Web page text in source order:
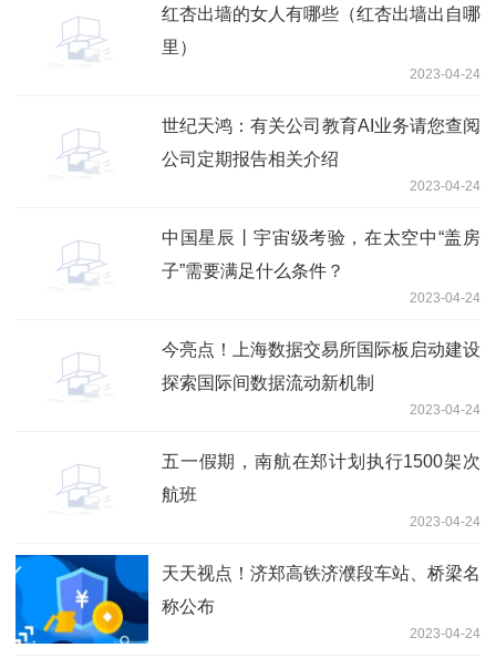
红杏出墙的女人有哪些（红杏出墙出自哪
里）
2023-04-24
世纪天鸿：有关公司教育AI业务请您查阅
公司定期报告相关介绍
2023-04-24
中国星辰丨宇宙级考验，在太空中“盖房
子”需要满足什么条件？
2023-04-24
今亮点！上海数据交易所国际板启动建设
探索国际间数据流动新机制
2023-04-24
五一假期，南航在郑计划执行1500架次
航班
2023-04-24
天天视点！济郑高铁济濮段车站、桥梁名
称公布
2023-04-24